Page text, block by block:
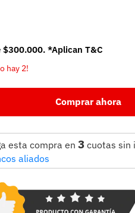
$300.000. *Aplican T&C
hay 2!
Comprar ahora
esta compra en 3cuotas sin
aliados